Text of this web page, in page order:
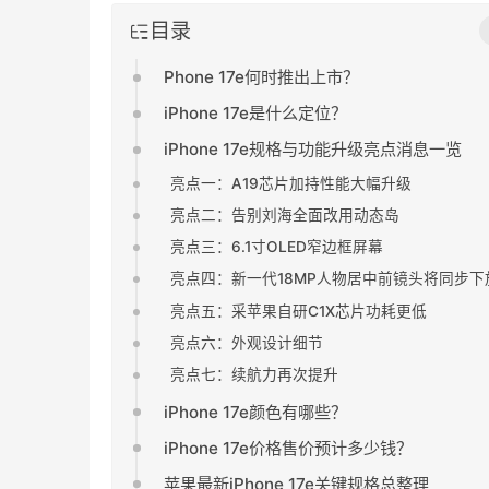
目录
Phone 17e何时推出上市？
iPhone 17e是什么定位？
iPhone 17e规格与功能升级亮点消息一览
亮点一：A19芯片加持性能大幅升级
亮点二：告别刘海全面改用动态岛
亮点三：6.1寸OLED窄边框屏幕
亮点四：新一代18MP人物居中前镜头将同步下
亮点五：采苹果自研C1X芯片功耗更低
亮点六：外观设计细节
亮点七：续航力再次提升
iPhone 17e颜色有哪些？
iPhone 17e价格售价预计多少钱？
苹果最新iPhone 17e关键规格总整理